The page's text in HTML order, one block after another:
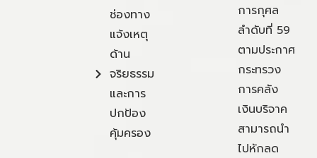
ช่องทาง
แจ้งเหตุ
ด้าน
จริยธรรม
และการ
ปกป้อง
คุ้มครอง
การกุศล
ลำดับที่ 59
ตามประกาศ
กระทรวง
การคลัง
เงินบริจาค
สามารถนำ
ไปหักลด